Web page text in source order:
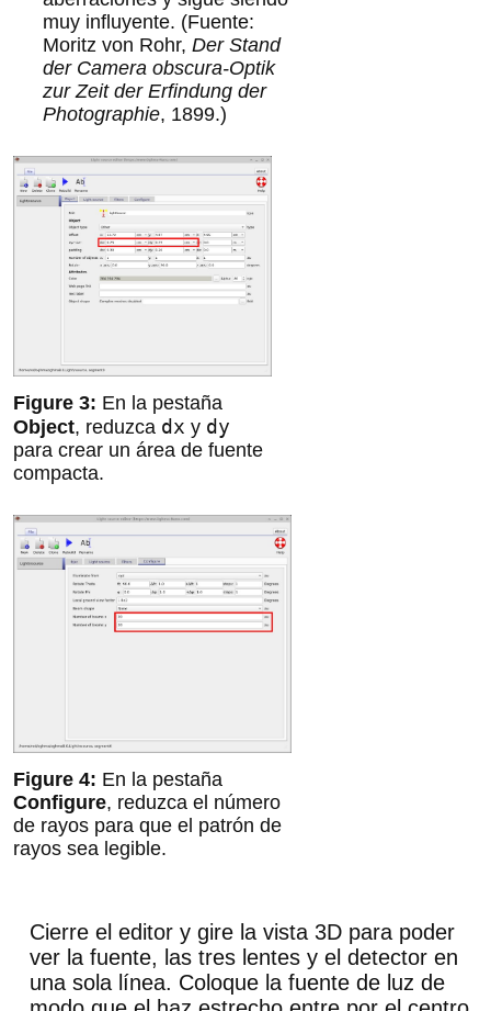
muy influyente. (Fuente:
Moritz von Rohr, Der Stand
der Camera obscura-Optik
zur Zeit der Erfindung der
Photographie, 1899.)
En la pestaña
Object, reduzca dx y dy
para crear un área de fuente
compacta.
En la pestaña
Configure, reduzca el número
de rayos para que el patrón de
rayos sea legible.
Cierre el editor y gire la vista 3D para poder
ver la fuente, las tres lentes y el detector en
una sola línea. Coloque la fuente de luz de